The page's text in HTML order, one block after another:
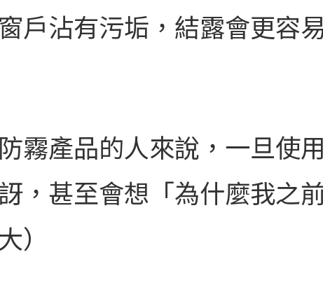
沾有污垢，結露會更容易
霧產品的人來說，一旦使
，甚至會想「為什麼我之